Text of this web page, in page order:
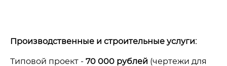
Производственные и строительные услуги:
Типовой проект - 70 000 рублей (чертежи для